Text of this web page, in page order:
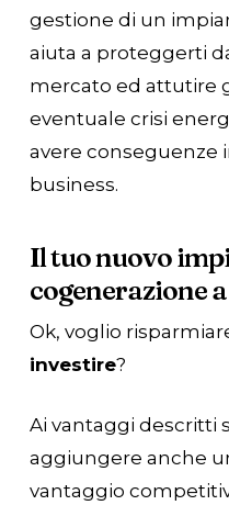
gestione di un
aiuta a proteggerti
mercato ed attutire
eventuale crisi
avere conseguenze
business.
Il tuo nuovo
cogenerazione
Ok, voglio
investire?
Ai vantaggi descritti
aggiungere anche
vantaggio